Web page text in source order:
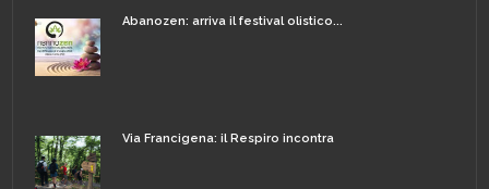
Abanozen: arriva il festival olistico...
Via Francigena: il Respiro incontra